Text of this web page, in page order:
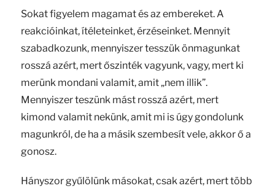
Sokat figyelem magamat és az embereket. A
reakcióinkat, ítéleteinket, érzéseinket. Mennyit
szabadkozunk, mennyiszer tesszük önmagunkat
rosszá azért, mert őszinték vagyunk, vagy, mert ki
merünk mondani valamit, amit „nem illik”.
Mennyiszer teszünk mást rosszá azért, mert
kimond valamit nekünk, amit mi is úgy gondolunk
magunkról, de ha a másik szembesít vele, akkor ő a
gonosz.
Hányszor gyűlölünk másokat, csak azért, mert több